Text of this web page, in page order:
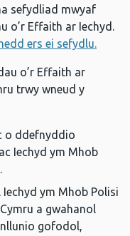
sefydliad mwyaf
o’r Effaith ar Iechyd.
ers ei sefydlu.
o’r Effaith ar
trwy wneud y
o ddefnyddio
Iechyd ym Mhob
ym Mhob Polisi
a gwahanol
gofodol,